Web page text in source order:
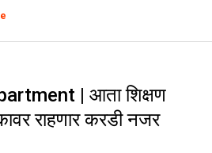
| आता शिक्षण
राहणार करडी नजर